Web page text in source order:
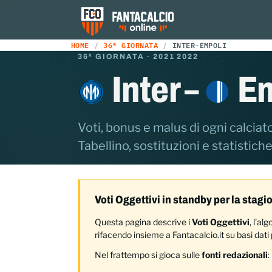
HOME 36ª GIORNATA INTER-EMPOLI
36ª GIORNATA · 2021 2022
Inter –
Voti, bonus e malus di ogni
Tabellino, sostituzioni e
Voti Oggettivi in standby per la
Questa pagina descrive iVoti Oggettivi,
rifacendo insieme a Fantacalcio.it su basi
Nel frattempo si gioca sullefonti redazionali: